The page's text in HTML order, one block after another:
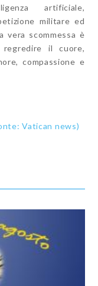
artificiale,
militare ed
vera scommessa è
il cuore,
compassione e
Vatican news)